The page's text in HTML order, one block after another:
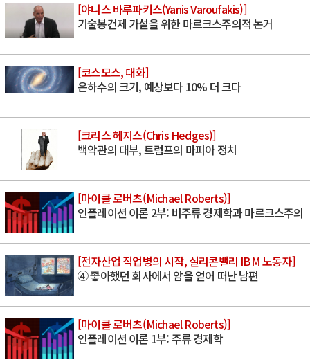
[야니스 바루파키스(Yanis Varoufakis)]
기술봉건제 가설을 위한 마르크스주의적 논거
[코스모스, 대화]
은하수의 크기, 예상보다 10% 더 크다
[크리스 헤지스(Chris Hedges)]
백악관의 대부, 트럼프의 마피아 정치
[마이클 로버츠(Michael Roberts)]
인플레이션 이론 2부: 비주류 경제학과 마르크스주의
[전자산업 직업병의 시작, 실리콘밸리 IBM 노동자]
④ 좋아했던 회사에서 암을 얻어 떠난 남편
[마이클 로버츠(Michael Roberts)]
인플레이션 이론 1부: 주류 경제학